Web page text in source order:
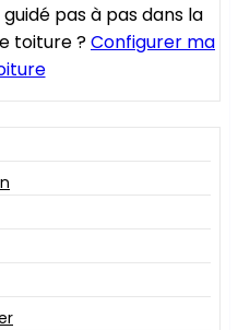
pas à pas dans la
toiture ?Configurer ma